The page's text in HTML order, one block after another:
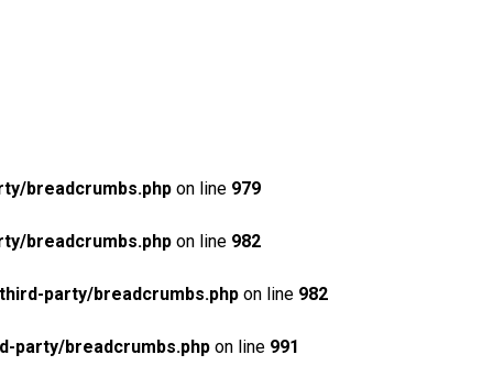
breadcrumbs.php on line 979
breadcrumbs.php on line 982
party/breadcrumbs.php on line 982
party/breadcrumbs.php on line 991